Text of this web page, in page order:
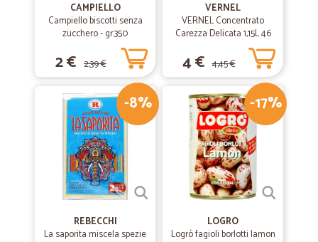
CAMPIELLO
Campiello biscotti senza
zucchero - gr.350
2 € 2,39 €
VERNEL
VERNEL Concentrato
Carezza Delicata 1,15L 46
4 € 4,45 €
-8%
REBECCHI
La saporita miscela spezie
-17%
LOGRO
Logrò fagioli borlotti lamon